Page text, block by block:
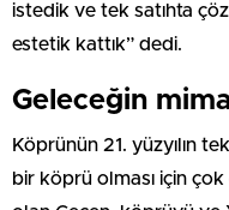
istedik ve tek satıhta
estetik kattık” dedi.
Geleceğin
Köprünün 21. yüzyılın
bir köprü olması için